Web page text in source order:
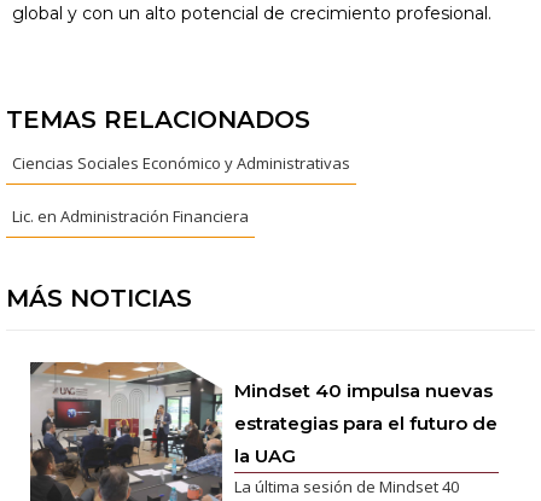
global y con un alto potencial de crecimiento profesional.
TEMAS RELACIONADOS
Ciencias Sociales Económico y Administrativas
Lic. en Administración Financiera
MÁS NOTICIAS
Mindset 40 impulsa nuevas
estrategias para el futuro de
la UAG
La última sesión de Mindset 40